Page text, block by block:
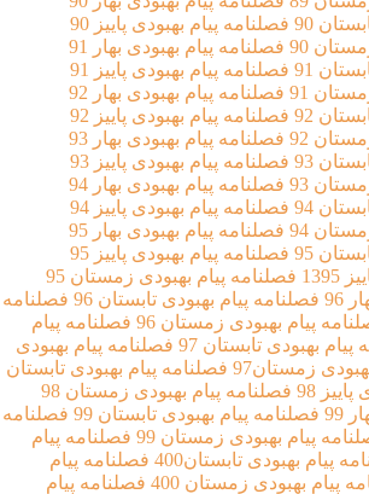
90
فصلنامه پیام بهبودی پاییز 90
90
فصلنامه پیام بهبودی بهار 91
91
فصلنامه پیام بهبودی پاییز 91
91
فصلنامه پیام بهبودی بهار 92
92
فصلنامه پیام بهبودی پاییز 92
92
فصلنامه پیام بهبودی بهار 93
93
فصلنامه پیام بهبودی پاییز 93
93
فصلنامه پیام بهبودی بهار 94
94
فصلنامه پیام بهبودی پاییز 94
94
فصلنامه پیام بهبودی بهار 95
95
فصلنامه پیام بهبودی پاییز 95
فصلنامه پیام بهبودی زمستان 95
فصلنامه پیام بهبودی تابستان 96
فصلنامه
پیام بهبودی زمستان 96
فصلنامه پیام
پیام بهبودی تابستان 97
فصلنامه پیام بهبودی
زمستان97
فصلنامه پیام بهبودی تابستان
98
فصلنامه پیام بهبودی زمستان 98
فصلنامه پیام بهبودی تابستان 99
فصلنامه
پیام بهبودی زمستان 99
فصلنامه پیام
پیام بهبودی تابستان400
فصلنامه پیام
پیام بهبودی زمستان 400
فصلنامه پیام